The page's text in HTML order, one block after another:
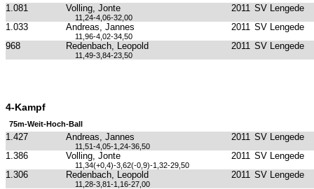
1.081 Volling, Jonte 2011 SV Lengede
11,24-4,06-32,00
1.033 Andreas, Jannes 2011 SV Lengede
11,96-4,02-34,50
968 Redenbach, Leopold 2011 SV Lengede
11,49-3,84-23,50
4-Kampf
75m-Weit-Hoch-Ball
1.427 Andreas, Jannes 2011 SV Lengede
11,51-4,05-1,24-36,50
1.386 Volling, Jonte 2011 SV Lengede
11,34(+0,4)-3,62(-0,9)-1,32-29,50
1.306 Redenbach, Leopold 2011 SV Lengede
11,28-3,81-1,16-27,00